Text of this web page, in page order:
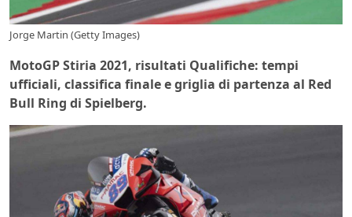
Jorge Martin (Getty Images)
MotoGP Stiria 2021, risultati Qualifiche: tempi
ufficiali, classifica finale e griglia di partenza al Red
Bull Ring di Spielberg.